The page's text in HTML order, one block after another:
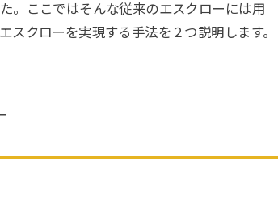
。ここではそんな従来のエスクローには用
クローを実現する手法を２つ説明します。